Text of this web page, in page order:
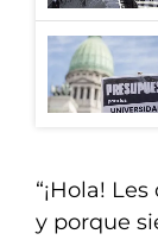
“¡Hola!
y porque